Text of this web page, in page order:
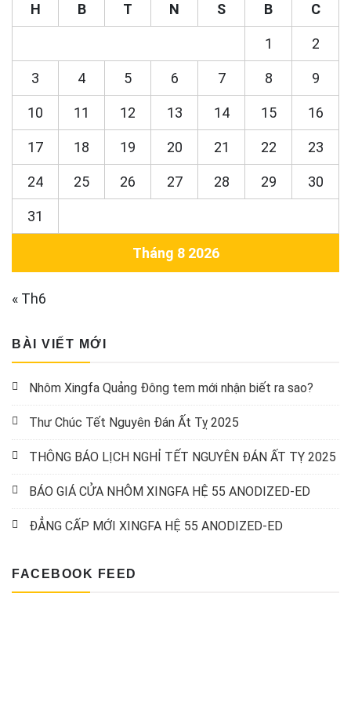
Tháng 8 2026
H B T N S B C
1 2
3 4 5 6 7 8 9
10 11 12 13 14 15 16
17 18 19 20 21 22 23
24 25 26 27 28 29 30
31
« Th6
BÀI VIẾT MỚI
Nhôm Xingfa Quảng Đông tem mới nhận biết ra sao?
Thư Chúc Tết Nguyên Đán Ất Tỵ 2025
THÔNG BÁO LỊCH NGHỈ TẾT NGUYÊN ĐÁN ẤT TỴ 2025
BÁO GIÁ CỬA NHÔM XINGFA HỆ 55 ANODIZED-ED
ĐẲNG CẤP MỚI XINGFA HỆ 55 ANODIZED-ED
FACEBOOK FEED